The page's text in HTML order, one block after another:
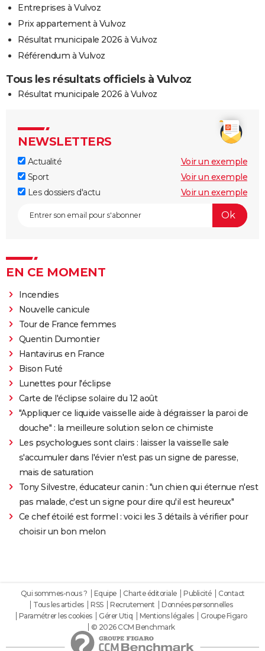
Entreprises à Vulvoz
Prix appartement à Vulvoz
Résultat municipale 2026 à Vulvoz
Référendum à Vulvoz
Tous les résultats officiels à Vulvoz
Résultat municipale 2026 à Vulvoz
NEWSLETTERS
Actualité
Voir un exemple
Sport
Voir un exemple
Les dossiers d'actu
Voir un exemple
EN CE MOMENT
Incendies
Nouvelle canicule
Tour de France femmes
Quentin Dumontier
Hantavirus en France
Bison Futé
Lunettes pour l'éclipse
Carte de l'éclipse solaire du 12 août
"Appliquer ce liquide vaisselle aide à dégraisser la paroi de
douche" : la meilleure solution selon ce chimiste
Les psychologues sont clairs : laisser la vaisselle sale
s'accumuler dans l'évier n'est pas un signe de paresse,
mais de saturation
Tony Silvestre, éducateur canin : "un chien qui éternue n'est
pas malade, c'est un signe pour dire qu'il est heureux"
Ce chef étoilé est formel : voici les 3 détails à vérifier pour
choisir un bon melon
Qui sommes-nous ? Equipe Charte éditoriale Publicité
Contact
Tous les articles
RSS Recrutement
Données personnelles
Paramétrer les cookies
Gérer Utiq Mentions légales
Groupe Figaro
© 2026 CCM Benchmark